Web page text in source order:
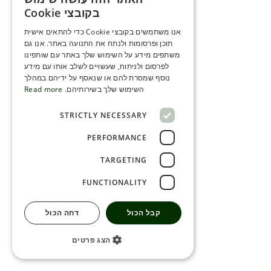
ENGLISH
SERBIA
HEBREW
RUSSIAN
SERBIAN-2
בקובצי Cookie
אנו משתמשים בקובצי Cookie כדי להתאים אישית
תוכן ופרסומות ולנתח את התנועה באתר. אנו גם
משתפים מידע על השימוש שלך באתר עם שותפינו
לפרסום ולניתוח, שעשויים לשלב אותו עם מידע
נוסף שמסרת להם או שנאסף על ידיהם במהלך
השימוש שלך בשירותיהם. Read more
STRICTLY NECESSARY
PERFORMANCE
TARGETING
FUNCTIONALITY
קבל הכול דחה הכול
הצג פרטים